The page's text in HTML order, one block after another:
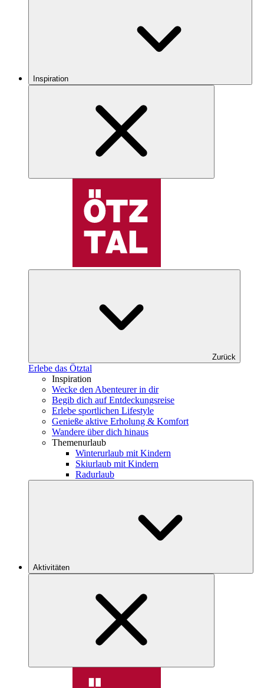
Inspiration
Zurück
Erlebe das Ötztal
Inspiration
Wecke den Abenteurer in dir
Begib dich auf Entdeckungsreise
Erlebe sportlichen Lifestyle
Genieße aktive Erholung & Komfort
Wandere über dich hinaus
Themenurlaub
Winterurlaub mit Kindern
Skiurlaub mit Kindern
Radurlaub
Aktivitäten